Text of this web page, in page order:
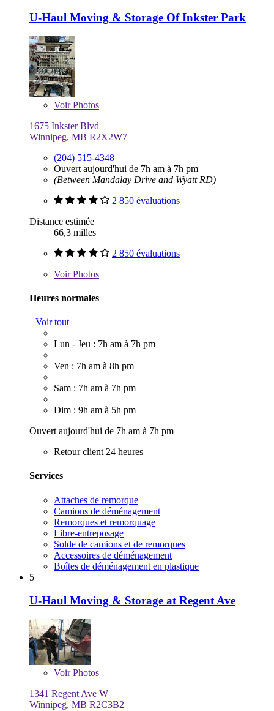
U-Haul Moving & Storage Of Inkster Park
VoirPhotos
1675 Inkster Blvd
Winnipeg, MB R2X2W7
(204) 515-4348
Ouvert aujourd'hui de 7h am à 7h pm
(Between Mandalay Drive and Wyatt RD)
2 850 évaluations
Distance estimée
66,3 milles
2 850 évaluations
VoirPhotos
Heures normales
Voir tout
Lun - Jeu : 7h am à 7h pm
Ven : 7h am à 8h pm
Sam : 7h am à 7h pm
Dim : 9h am à 5h pm
Ouvert aujourd'hui de 7h am à 7h pm
Retour client 24 heures
Services
Attaches de remorque
Camions de déménagement
Remorques et remorquage
Libre-entreposage
Solde de camions et de remorques
Accessoires de déménagement
Boîtes de déménagement en plastique
5
U-Haul Moving & Storage at Regent Ave
VoirPhotos
1341 Regent Ave W
Winnipeg, MB R2C3B2